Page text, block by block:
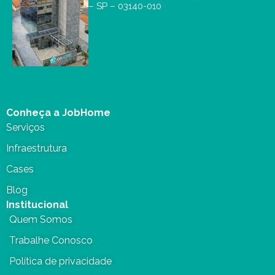
– SP – 03140-010
Conheça a JobHome
Serviços
Infraestrutura
Cases
Blog
Institucional
Quem Somos
Trabalhe Conosco
Política de privacidade